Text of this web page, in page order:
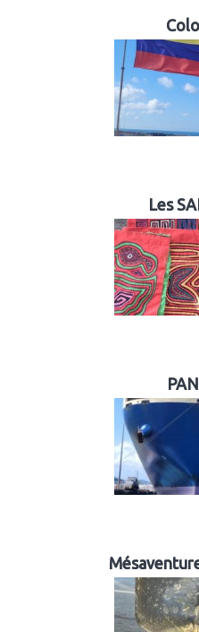
Les